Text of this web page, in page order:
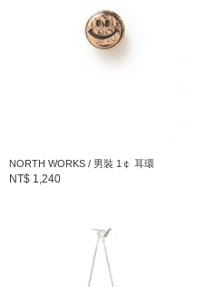
NORTH WORKS / 男裝 1￠ 耳環
NT$ 1,240